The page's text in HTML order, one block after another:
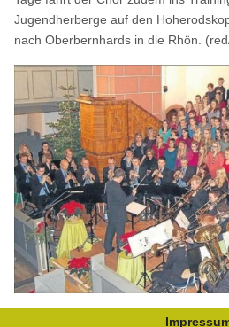
Jugendherberge auf den
nach Oberbernhards in die Rhön.